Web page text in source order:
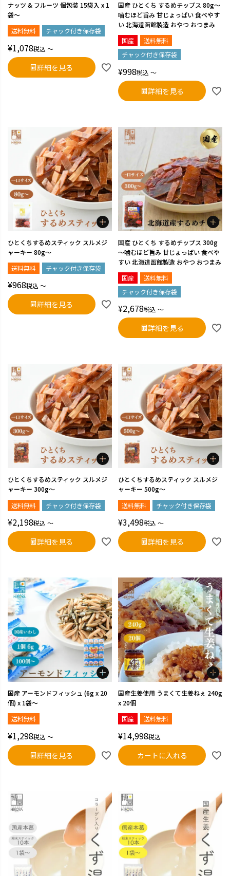
ナッツ & フルーツ 個包装 15袋入 x 1
袋～
送料無料
チャック付き保存袋
¥1,078税込 〜
詳細を見る
国産 ひとくち するめチップス 80g～
噛むほど旨み 甘じょっぱい 食べやす
い 北海道函館製造 おやつ おつまみ
国産
送料無料
チャック付き保存袋
¥998税込 〜
詳細を見る
ひとくちするめスティック スルメジ
ャーキー 80g～
送料無料
チャック付き保存袋
¥968税込 〜
詳細を見る
国産 ひとくち するめチップス 300g
～噛むほど旨み 甘じょっぱい 食べや
すい 北海道函館製造 おやつ おつまみ
国産
送料無料
チャック付き保存袋
¥2,678税込 〜
詳細を見る
ひとくちするめスティック スルメジ
ャーキー 300g～
送料無料
チャック付き保存袋
¥2,198税込 〜
詳細を見る
ひとくちするめスティック スルメジ
ャーキー 500g～
送料無料
チャック付き保存袋
¥3,498税込 〜
詳細を見る
国産 アーモンドフィッシュ (6g x 20
個) x 1袋～
送料無料
¥1,298税込 〜
詳細を見る
国産生姜使用 うまくて生姜ねぇ 240g
x 20個
国産
送料無料
¥14,998税込
カートに入れる